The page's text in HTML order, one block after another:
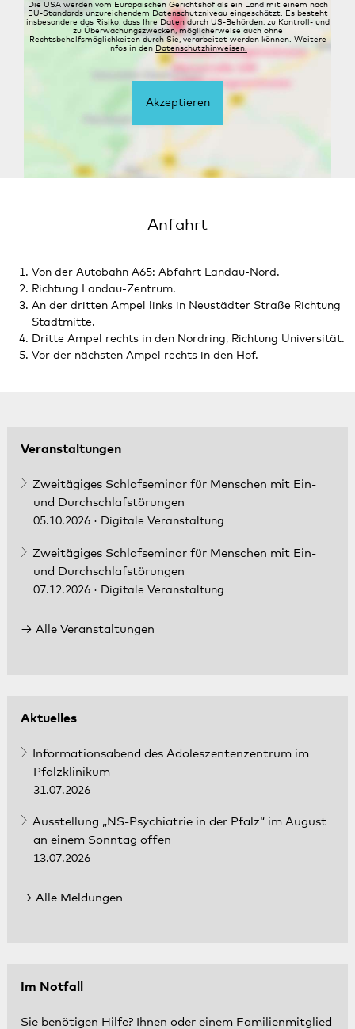
Die USA werden vom Europäischen Gerichtshof als ein Land mit einem nach
EU-Standards unzureichendem Datenschutzniveau eingeschätzt. Es besteht
insbesondere das Risiko, dass Ihre Daten durch US-Behörden, zu Kontroll- und
zu Überwachungszwecken, möglicherweise auch ohne
Rechtsbehelfsmöglichkeiten durch Sie, verarbeitet werden können. Weitere
Infos in den Datenschutzhinweisen.
Akzeptieren
Anfahrt
Von der Autobahn A65: Abfahrt Landau-Nord.
Richtung Landau-Zentrum.
An der dritten Ampel links in Neustädter Straße Richtung
Stadtmitte.
Dritte Ampel rechts in den Nordring, Richtung Universität.
Vor der nächsten Ampel rechts in den Hof.
Veranstaltungen
Zweitägiges Schlafseminar für Menschen mit Ein-
und Durchschlafstörungen
05.10.2026 · Digitale Veranstaltung
Zweitägiges Schlafseminar für Menschen mit Ein-
und Durchschlafstörungen
07.12.2026 · Digitale Veranstaltung
Alle Veranstaltungen
Aktuelles
Informationsabend des Adoleszentenzentrum im
Pfalzklinikum
31.07.2026
Ausstellung „NS-Psychiatrie in der Pfalz“ im August
an einem Sonntag offen
13.07.2026
Alle Meldungen
Im Notfall
Sie benötigen Hilfe? Ihnen oder einem Familienmitglied